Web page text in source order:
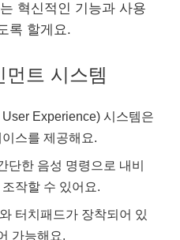
혁신적인 기능과 사용
록 할게요.
먼트 시스템
Experience) 시스템은
스를 제공해요.
단한 음성 명령으로 내비
작할 수 있어요.
터치패드가 장착되어 있
가능해요.